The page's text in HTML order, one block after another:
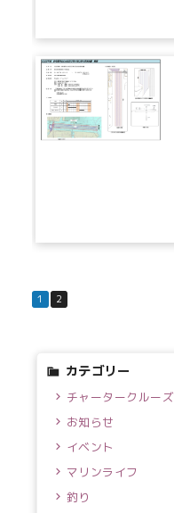
1 2
カテゴリー
チャータークルーズ
お知らせ
イベント
マリンライフ
釣り